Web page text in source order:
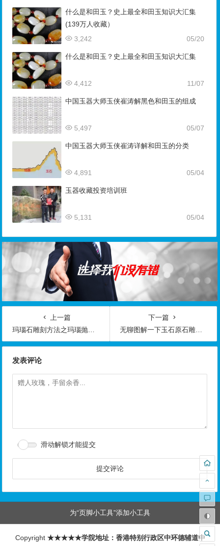
什么是和田玉？史上最全和田玉知识大汇集
(139万人收藏）
05/20
3,242
什么是和田玉？史上最全和田玉知识大汇集
11/07
4,412
中国玉器大师玉侠崔涛解黑色和田玉的组成
05/07
5,497
中国玉器大师玉侠崔涛详解和田玉的分类
05/04
4,891
玉器收藏投资培训班
05/04
5,131
上一篇
玛瑙石雕刻方法之玛瑙抛光方法
下一篇
无聊图解一下玉石原石雕刻成知鸟成品的过程
发表评论
滑动解锁才能提交
为“页脚小工具”添加小工具
Copyright ★★★★★学院地址：香港特别行政区中环德辅道中